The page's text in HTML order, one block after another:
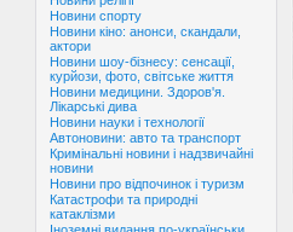
Новини спорту
Новини кіно: анонси, скандали,
актори
Новини шоу-бізнесу: сенсації,
курйози, фото, світське життя
Новини медицини. Здоров'я.
Лікарські дива
Новини науки і технології
Автоновини: авто та транспорт
Кримінальні новини і надзвичайні
новини
Новини про відпочинок і туризм
Катастрофи та природні
катаклізми